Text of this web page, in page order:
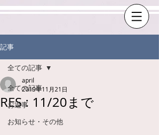
記事
全ての記事
お返事
お知らせ・その他
全ての記事
RES : 11/20まで
april
2019年11月21日